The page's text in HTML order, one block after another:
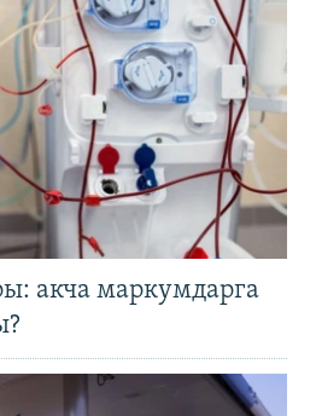
акча маркумдарга